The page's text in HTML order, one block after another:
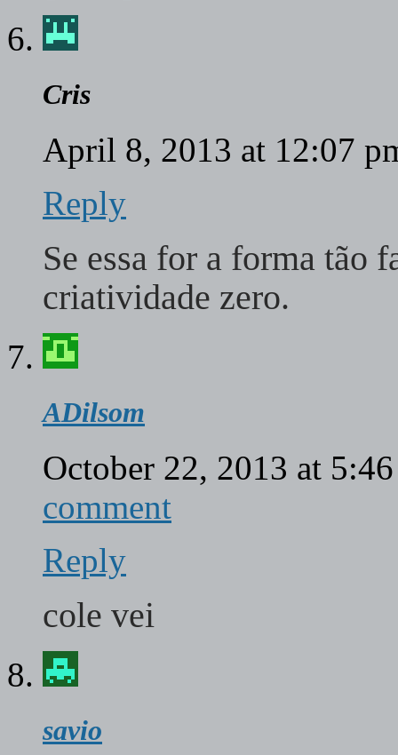
Cris
April 8, 2013 at 12:07
Reply
Se essa for a forma tão
criatividade zero.
ADilsom
October 22, 2013 at
comment
Reply
cole vei
savio